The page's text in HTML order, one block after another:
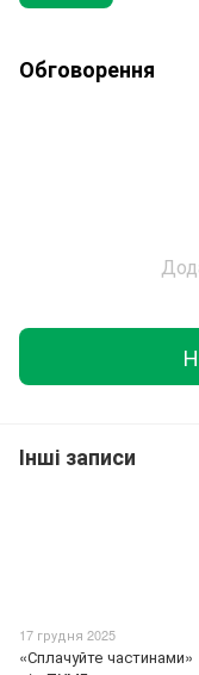
Обговорення
Інші записи
17 грудня 2025
«Сплачуйте частинами»